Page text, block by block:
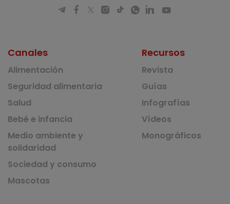
Canales
Alimentación
Seguridad alimentaria
Salud
Bebé e infancia
Medio ambiente y
solidaridad
Sociedad y consumo
Mascotas
Recursos
Revista
Guías
Infografías
Vídeos
Monográficos